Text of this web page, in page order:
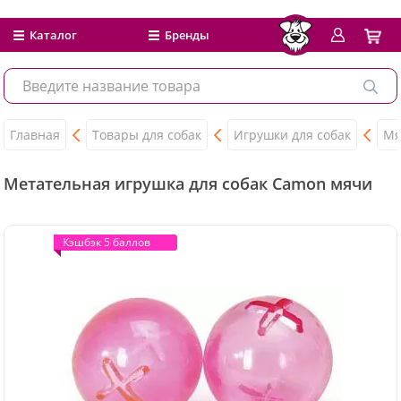
Каталог Бренды
Главная Товары для собак Игрушки для собак
Метательная игрушка для собак Camon мячи
Кэшбэк 5 баллов
Кэшбэк 5 баллов